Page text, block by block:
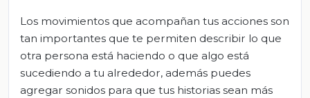
Los movimientos que acompañan tus acciones son
tan importantes que te permiten describir lo que
otra persona está haciendo o que algo está
sucediendo a tu alrededor, además puedes
agregar sonidos para que tus historias sean más